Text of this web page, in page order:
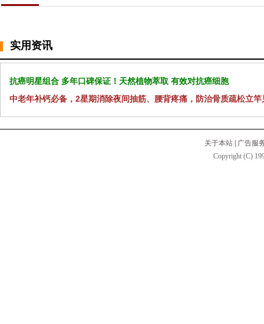
实用资讯
抗癌明星组合 多年口碑保证！天然植物萃取 有效对抗癌细胞
中老年补钙必备，2星期消除夜间抽筋、腰背疼痛，防治骨质疏松立竿
关于本站 | 广告服
Copyright (C)